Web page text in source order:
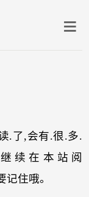
.了,会有.很.多.
续在本站阅
记住哦。